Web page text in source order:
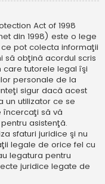
Act of 1998
din 1998) este o lege
pot colecta informaţii
să obţină acordul scris
tutorele legal îşi
personale de la
sigur dacă acest
un utilizator ce se
încercaţi să vă
asistenţă.
sfaturi juridice şi nu
legale de orice fel cu
legatura pentru
juridice legate de